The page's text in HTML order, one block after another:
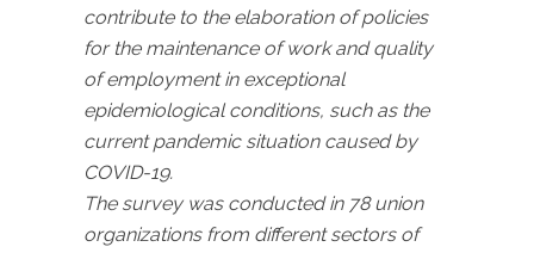
contribute to the elaboration of policies
for the maintenance of work and quality
of employment in exceptional
epidemiological conditions, such as the
current pandemic situation caused by
COVID-19.
The survey was conducted in 78 union
organizations from different sectors of